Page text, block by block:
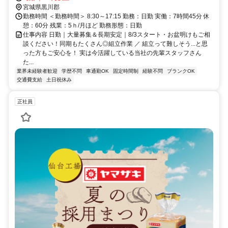
31分 ・JR東北本線 品井沼駅から車で27分
宮城県黒川郡
勤務時間 ＜勤務時間＞ 8:30～17:15 勤務：日勤 実働：7時間45分 休
憩：60分 残業：5ｈ/月ほど 勤務形態：日勤
仕事内容 日勤｜大量募集＆長期安定｜8/3スタート・お盆明けもご相
談ください！同期もたくさん◎組立作業 ／ 組立って難しそう...と思
った方もご安心を！ 実は今活躍している当社の先輩スタッフさん
た...
業界未経験者歓迎 学歴不問 車通勤OK 固定時間制 経験不問
ブランクOK
交通費支給
土日祝休み
正社員